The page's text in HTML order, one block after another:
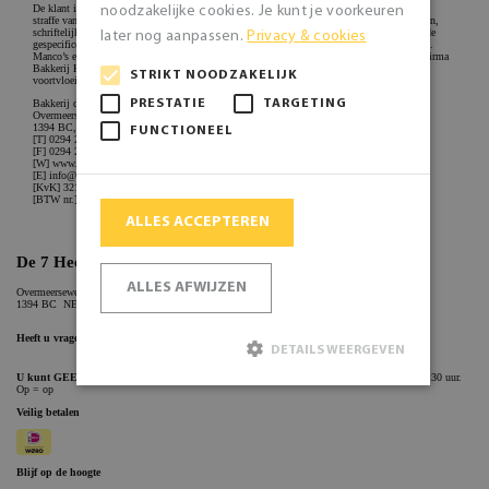
noodzakelijke cookies. Je kunt je voorkeuren
later nog aanpassen.Privacy & cookies
STRIKT NOODZAKELIJK
PRESTATIE TARGETING
FUNCTIONEEL
ALLES ACCEPTEREN
ALLES AFWIJZEN
DETAILS WEERGEVEN